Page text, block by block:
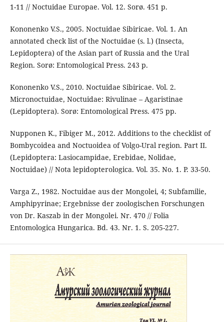
1-11 // Noctuidae Europae. Vol. 12. Sorø. 451 p.
Kononenko V.S., 2005. Noctuidae Sibiricae. Vol. 1. An
annotated check list of the Noctuidae (s. l.) (Insecta,
Lepidoptera) of the Asian part of Russia and the Ural
Region. Sorø: Entomological Press. 243 p.
Kononenko V.S., 2010. Noctuidae Sibiricae. Vol. 2.
Micronoctuidae, Noctuidae: Rivulinae – Agaristinae
(Lepidoptera). Sorø: Entomological Press. 475 pp.
Nupponen K., Fibiger M., 2012. Additions to the checklist of
Bombycoidea and Noctuoidea of Volgo-Ural region. Part II.
(Lepidoptera: Lasiocampidae, Erebidae, Nolidae,
Noctuidae) // Nota lepidopterologica. Vol. 35. No. 1. P. 33-50.
Varga Z., 1982. Noctuidae aus der Mongolei, 4; Subfamilie,
Amphipyrinae; Ergebnisse der zoologischen Forschungen
von Dr. Kaszab in der Mongolei. Nr. 470 // Folia
Entomologica Hungarica. Bd. 43. Nr. 1. S. 205-227.